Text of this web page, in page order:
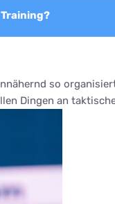
so
Dingen an